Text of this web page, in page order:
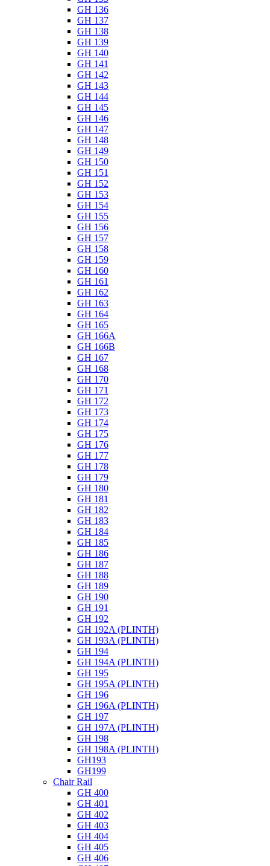
GH 136
GH 137
GH 138
GH 139
GH 140
GH 141
GH 142
GH 143
GH 144
GH 145
GH 146
GH 147
GH 148
GH 149
GH 150
GH 151
GH 152
GH 153
GH 154
GH 155
GH 156
GH 157
GH 158
GH 159
GH 160
GH 161
GH 162
GH 163
GH 164
GH 165
GH 166A
GH 166B
GH 167
GH 168
GH 170
GH 171
GH 172
GH 173
GH 174
GH 175
GH 176
GH 177
GH 178
GH 179
GH 180
GH 181
GH 182
GH 183
GH 184
GH 185
GH 186
GH 187
GH 188
GH 189
GH 190
GH 191
GH 192
GH 192A (PLINTH)
GH 193A (PLINTH)
GH 194
GH 194A (PLINTH)
GH 195
GH 195A (PLINTH)
GH 196
GH 196A (PLINTH)
GH 197
GH 197A (PLINTH)
GH 198
GH 198A (PLINTH)
GH193
GH199
Chair Rail
GH 400
GH 401
GH 402
GH 403
GH 404
GH 405
GH 406